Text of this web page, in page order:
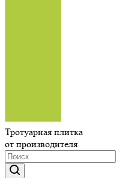
Тротуарная плитка
от производителя